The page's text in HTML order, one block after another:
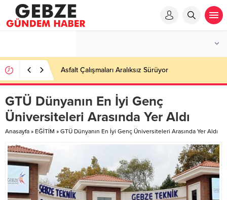
Ortaöğretime Geçiş Tercih ve Yerleştirme Kılavuzu
yayımlandı – Nefes Gazetesi – Kocaeli Haber
GTÜ Dünyanın En İyi Genç
Üniversiteleri Arasında Yer Aldı
Anasayfa » EĞİTİM » GTÜ Dünyanın En İyi Genç Üniversiteleri Arasında Yer Aldı